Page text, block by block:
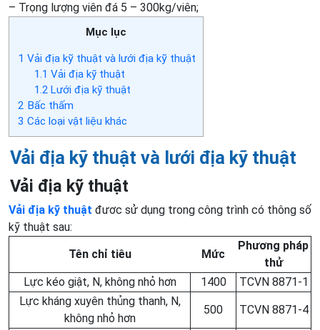
– Trọng lượng viên đá 5 – 300kg/viên;
Mục lục
1 Vải địa kỹ thuật và lưới địa kỹ thuật
1.1 Vải địa kỹ thuật
1.2Lưới địa kỹ thuật
2 Bấc thấm
3 Các loại vật liệu khác
Vải địa kỹ thuật và lưới địa kỹ thuật
Vải địa kỹ thuật
Vải địa kỹ thuật đươc sử dụng trong công trình có thông số
kỹ thuật sau:
Tên chỉ tiêu
Mức
Phương pháp
thử
Lực kéo giật, N, không nhỏ hơn
1400
TCVN 8871-1
Lực kháng xuyên thủng thanh, N,
không nhỏ hơn
500 TCVN 8871-4